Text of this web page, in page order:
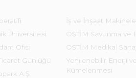
Üniversitesi
Ofisi
Günlüğü
A.Ş.
İş ve İnşaat
OSTİM Savunma ve
OSTİM Medikal
Yenilenebilir Enerji
Kümelenmesi